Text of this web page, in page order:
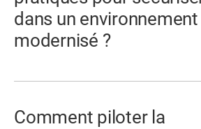
dans un environnement
modernisé ?
Comment piloter la